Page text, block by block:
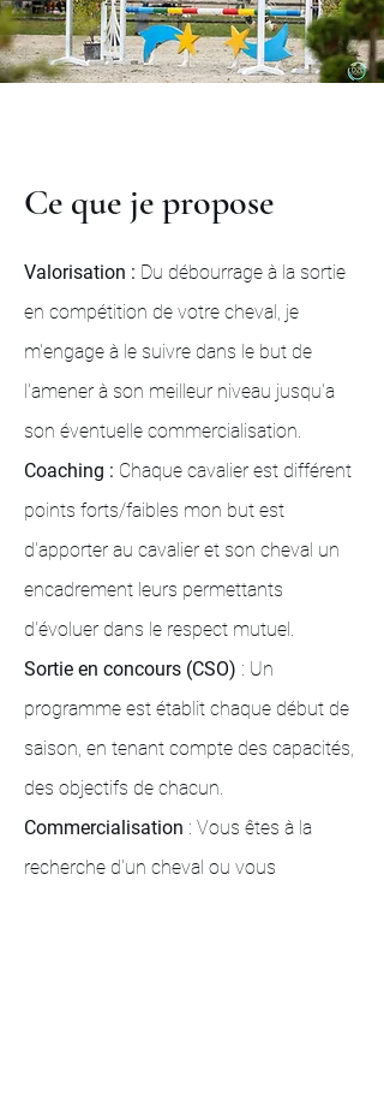
Ce que je propose
Valorisation : Du débourrage à la sortie
en compétition de votre cheval, je
m'engage à le suivre dans le but de
l'amener à son meilleur niveau jusqu'a
son éventuelle commercialisation.
Coaching : Chaque cavalier est différent
points forts/faibles mon but est
d'apporter au cavalier et son cheval un
encadrement leurs permettants
d'évoluer dans le respect mutuel.
Sortie en concours (CSO) : Un
programme est établit chaque début de
saison, en tenant compte des capacités,
des objectifs de chacun.
Commercialisation : Vous êtes à la
recherche d'un cheval ou vous